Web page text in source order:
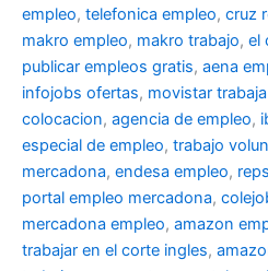
empleo, telefonica empleo, cruz
makro empleo, makro trabajo, el
publicar empleos gratis, aena
infojobs ofertas, movistar
colocacion, agencia de empleo,
especial de empleo, trabajo
mercadona, endesa empleo,
portal empleo mercadona,
mercadona empleo, amazon
trabajar en el corte ingles,